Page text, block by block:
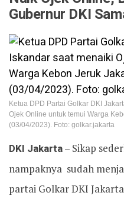
Gubernur DKI
Ketua DPD Partai Golkar DKI
Ojek Online untuk temui Warga
(03/04/2023). Foto: golkar.jakarta
DKI Jakarta– Sikap
nampaknya sudah
partai Golkar DKI